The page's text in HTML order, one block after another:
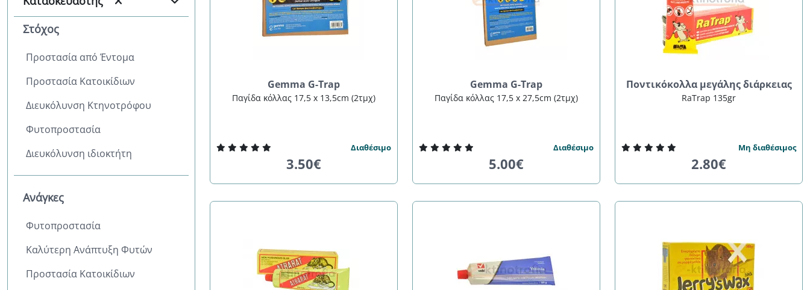
Στόχος
Προστασία από Έντομα
Προστασία Κατοικίδιων
Διευκόλυνση Κτηνοτρόφου
Φυτοπροστασία
Διευκόλυνση ιδιοκτήτη
Καλύτερη Ανάπτυξη Φυτών
Ανάγκες
Φυτοπροστασία
Καλύτερη Ανάπτυξη Φυτών
Προστασία Κατοικίδιων
Gemma G-Trap
Παγίδα κόλλας 17,5 x 13,5cm (2τμχ)
Διαθέσιμο
3.50€
Gemma G-Trap
Παγίδα κόλλας 17,5 x 27,5cm (2τμχ)
Διαθέσιμο
5.00€
Ποντικόκολλα μεγάλης διάρκειας
RaTrap 135gr
Μη διαθέσιμος
2.80€